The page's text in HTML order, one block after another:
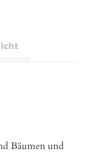
Bäumen und